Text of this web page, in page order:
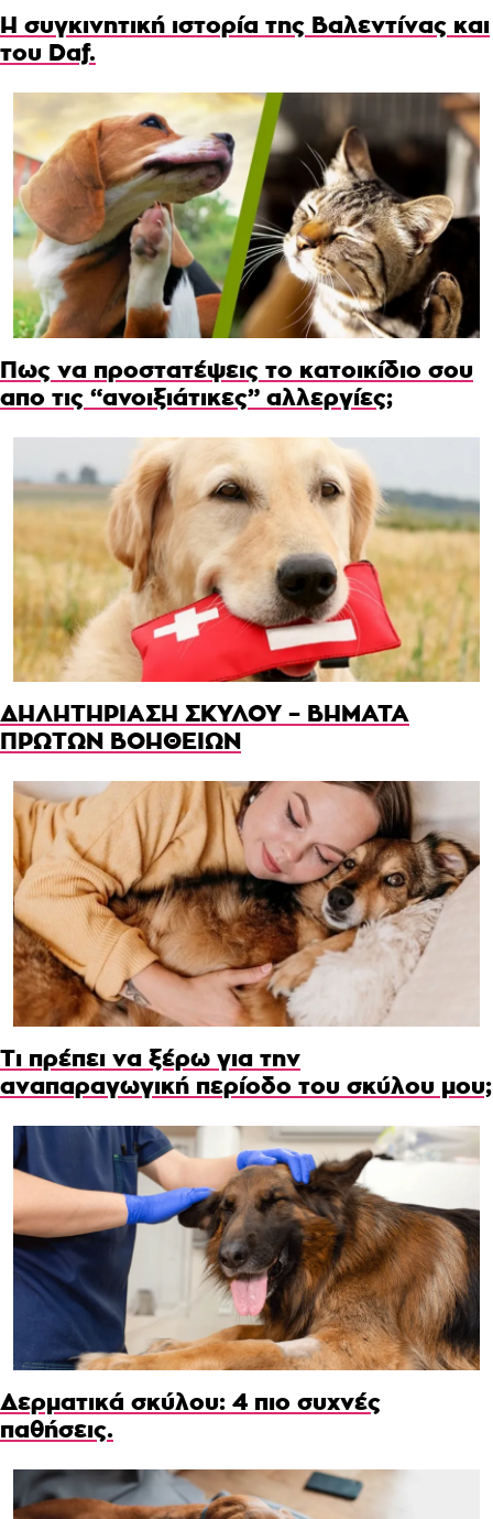
Η συγκινητική ιστορία της Βαλεντίνας και
του Daf.
Πως να προστατέψεις το κατοικίδιο σου
απο τις “ανοιξιάτικες” αλλεργίες;
ΔΗΛΗΤΗΡΙΑΣΗ ΣΚΥΛΟΥ – ΒΗΜΑΤΑ
ΠΡΩΤΩΝ ΒΟΗΘΕΙΩΝ
Τι πρέπει να ξέρω για την
αναπαραγωγική περίοδο του σκύλου μου;
Δερματικά σκύλου: 4 πιο συχνές
παθήσεις.